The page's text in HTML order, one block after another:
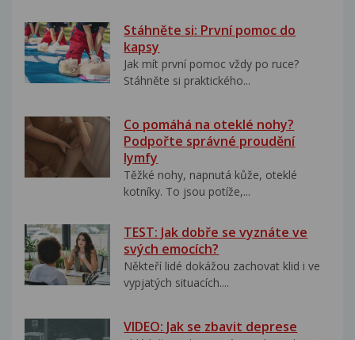
Stáhněte si: První pomoc do
kapsy
Jak mít první pomoc vždy po ruce?
Stáhněte si praktického...
Co pomáhá na oteklé nohy?
Podpořte správné proudění
lymfy
Těžké nohy, napnutá kůže, oteklé
kotníky. To jsou potíže,...
TEST: Jak dobře se vyznáte ve
svých emocích?
Někteří lidé dokážou zachovat klid i ve
vypjatých situacích....
VIDEO: Jak se zbavit deprese